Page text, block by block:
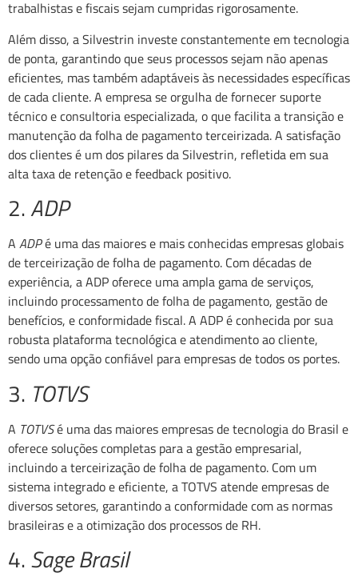
trabalhistas e fiscais sejam cumpridas rigorosamente.
Além disso, a Silvestrin investe constantemente em tecnologia
de ponta, garantindo que seus processos sejam não apenas
eficientes, mas também adaptáveis às necessidades específicas
de cada cliente. A empresa se orgulha de fornecer suporte
técnico e consultoria especializada, o que facilita a transição e
manutenção da folha de pagamento terceirizada. A satisfação
dos clientes é um dos pilares da Silvestrin, refletida em sua
alta taxa de retenção e feedback positivo.
2.ADP
A ADPé uma das maiores e mais conhecidas empresas globais
de terceirização de folha de pagamento. Com décadas de
experiência, a ADP oferece uma ampla gama de serviços,
incluindo processamento de folha de pagamento, gestão de
benefícios, e conformidade fiscal. A ADP é conhecida por sua
robusta plataforma tecnológica e atendimento ao cliente,
sendo uma opção confiável para empresas de todos os portes.
3. TOTVS
A TOTVSé uma das maiores empresas de tecnologia do Brasil e
oferece soluções completas para a gestão empresarial,
incluindo a terceirização de folha de pagamento. Com um
sistema integrado e eficiente, a TOTVS atende empresas de
diversos setores, garantindo a conformidade com as normas
brasileiras e a otimização dos processos de RH.
4.Sage Brasil